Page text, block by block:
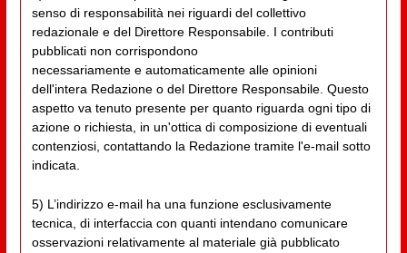
senso di responsabilità nei riguardi del collettivo
redazionale e del Direttore Responsabile. I contributi
pubblicati non corrispondono
necessariamente e automaticamente alle opinioni
dell'intera Redazione o del Direttore Responsabile. Questo
aspetto va tenuto presente per quanto riguarda ogni tipo di
azione o richiesta, in un'ottica di composizione di eventuali
contenziosi, contattando la Redazione tramite l'e-mail sotto
indicata.
5) L’indirizzo e-mail ha una funzione esclusivamente
tecnica, di interfaccia con quanti intendano comunicare
osservazioni relativamente al materiale già pubblicato